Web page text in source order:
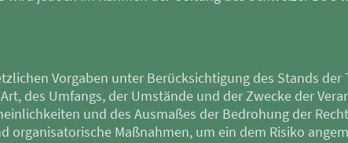
Vorgaben unter Berücksichtigung des Stands der
des Umfangs, der Umstände und der Zwecke der
und des Ausmaßes der Bedrohung der
organisatorische Maßnahmen, um ein dem Risiko